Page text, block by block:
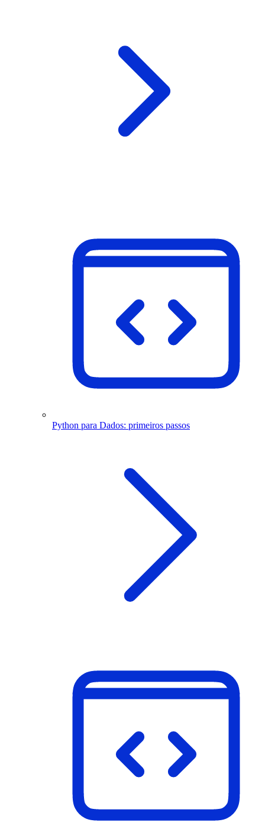
Python para Dados: primeiros passos